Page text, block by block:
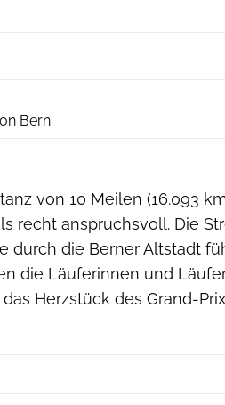
Bern
von 10 Meilen (16.093
recht anspruchsvoll. Die
durch die Berner Altstadt
die Läuferinnen und
Herzstück des Grand-